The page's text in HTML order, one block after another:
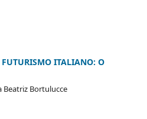
ITALIANO: O
Beatriz Bortulucce